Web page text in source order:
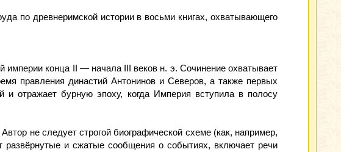
по древнеримской истории в восьми книгах, охватывающего
конца II — начала III веков н. э. Сочинение охватывает
правления династий Антонинов и Северов, а также первых
и отражает бурную эпоху, когда Империя вступила в полосу
не следует строгой биографической схеме (как, например,
развёрнутые и сжатые сообщения о событиях, включает речи